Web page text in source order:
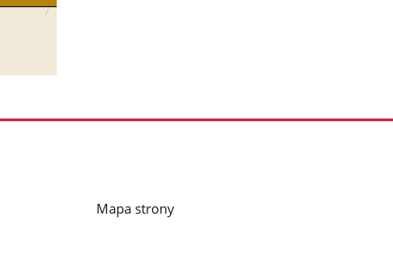
Mapa strony